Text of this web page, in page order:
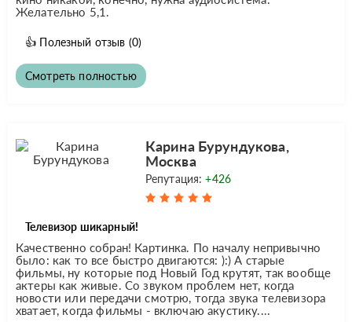
Желательно 5,1.
👍 Полезный отзыв (0)
Смотреть полностью
Карина Бурундукова,
Москва
Репутация:+426
Телевизор шикарный!
Качественно собран! Картинка. По началу непривычно
было: как то все быстро двигаются: ):) А старые
фильмы, ну которые под Новый Год крутят, так вообще
актеры как живые. Со звуком проблем нет, когда
новости или передачи смотрю, тогда звука телевизора
хватает, когда фильмы - включаю акустику....